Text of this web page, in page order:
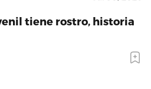
tiene rostro, historia